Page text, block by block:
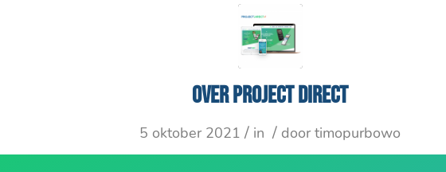
Over Project Direct
5 oktober 2021 / in / doortimopurbowo